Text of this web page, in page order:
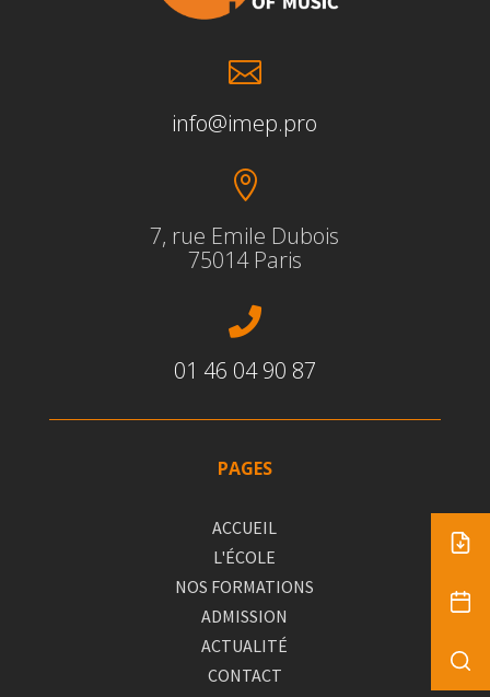

info@imep.pro

7, rue Emile Dubois
75014 Paris

01 46 04 90 87
PAGES
ACCUEIL
L'ÉCOLE
NOS FORMATIONS
ADMISSION
ACTUALITÉ
CONTACT